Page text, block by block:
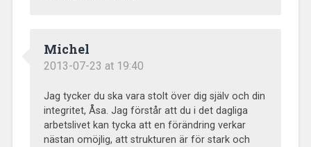
Michel
2013-07-23 at 19:40
Jag tycker du ska vara stolt över dig själv och din
integritet, Åsa. Jag förstår att du i det dagliga
arbetslivet kan tycka att en förändring verkar
nästan omöjlig, att strukturen är för stark och